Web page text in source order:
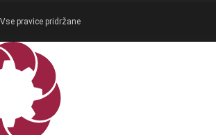
pravice pridržane